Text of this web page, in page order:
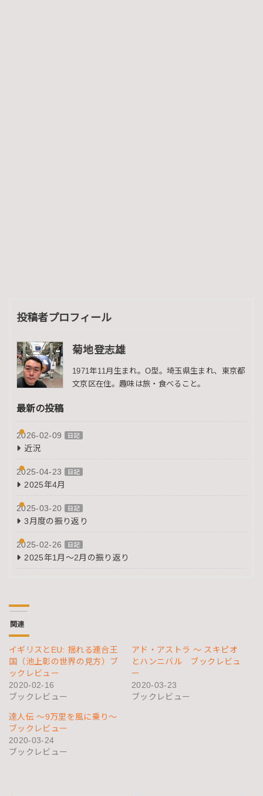
投稿者プロフィール
菊地登志雄
1971年11月生まれ。O型。埼玉県生まれ、東京都
文京区在住。趣味は旅・食べること。
最新の投稿
2026-02-09 日記
近況
2025-04-23 日記
2025年4月
2025-03-20 日記
3月度の振り返り
2025-02-26 日記
2025年1月～2月の振り返り
関連
イギリスとEU: 揺れる連合王
国（池上彰の世界の見方）ブ
ックレビュー
2020-02-16
ブックレビュー
アド・アストラ 〜 スキピオ
とハンニバル ブックレビュ
ー
2020-03-23
ブックレビュー
達人伝 ～9万里を風に乗り～
ブックレビュー
2020-03-24
ブックレビュー